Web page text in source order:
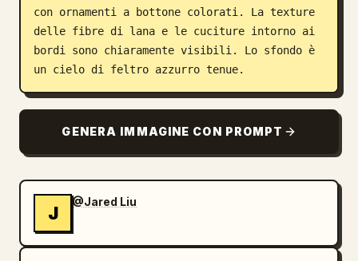
con ornamenti a bottone colorati. La texture
delle fibre di lana e le cuciture intorno ai
bordi sono chiaramente visibili. Lo sfondo è
un cielo di feltro azzurro tenue.
GENERA IMMAGINE CON PROMPT
J
@Jared Liu